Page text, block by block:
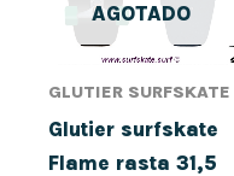
AGOTADO
GLUTIER SURFSKATE
Glutier surfskate
Flame rasta 31,5